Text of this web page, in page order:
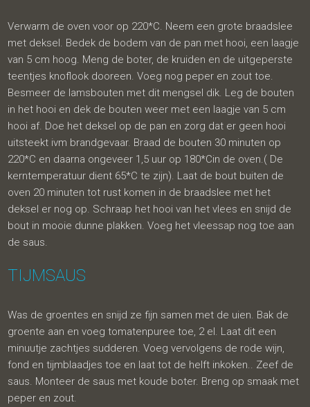
Verwarm de oven voor op 220*C. Neem een grote braadslee
met deksel. Bedek de bodem van de pan met hooi, een laagje
van 5 cm hoog. Meng de boter, de kruiden en de uitgeperste
teentjes knoflook dooreen. Voeg nog peper en zout toe.
Besmeer de lamsbouten met dit mengsel dik. Leg de bouten
in het hooi en dek de bouten weer met een laagje van 5 cm
hooi af. Doe het deksel op de pan en zorg dat er geen hooi
uitsteekt ivm brandgevaar. Braad de bouten 30 minuten op
220*C en daarna ongeveer 1,5 uur op 180*Cin de oven.( De
kerntemperatuur dient 65*C te zijn). Laat de bout buiten de
oven 20 minuten tot rust komen in de braadslee met het
deksel er nog op. Schraap het hooi van het vlees en snijd de
bout in mooie dunne plakken. Voeg het vleessap nog toe aan
de saus.
TIJMSAUS
Was de groentes en snijd ze fijn samen met de uien. Bak de
groente aan en voeg tomatenpuree toe, 2 el. Laat dit een
minuutje zachtjes sudderen. Voeg vervolgens de rode wijn,
fond en tijmblaadjes toe en laat tot de helft inkoken.. Zeef de
saus. Monteer de saus met koude boter. Breng op smaak met
peper en zout.